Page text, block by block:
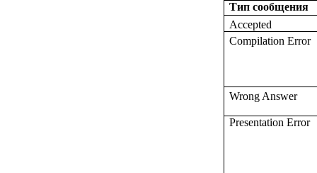
Тип сообщения
Accepted
Compilation Error
Wrong Answer
Presentation Error